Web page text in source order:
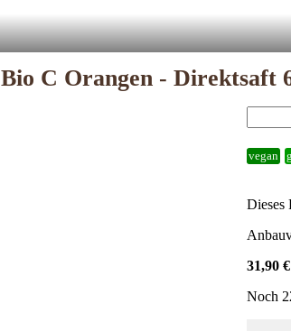
Bio C Orangen - Direktsaft
vegan
Dieses
31,90 €
Noch